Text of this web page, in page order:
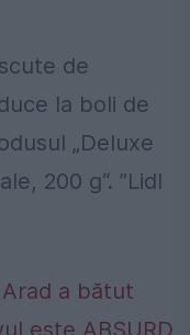
de
la boli de
„Deluxe
200 g“. ”Lidl